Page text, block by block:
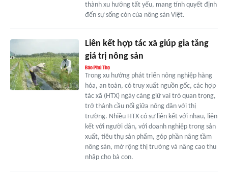
thành xu hướng tất yếu, mang tính quyết định
đến sự sống còn của nông sản Việt.
Liên kết hợp tác xã giúp gia tăng
giá trị nông sản
Trong xu hướng phát triển nông nghiệp hàng
hóa, an toàn, có truy xuất nguồn gốc, các hợp
tác xã (HTX) ngày càng giữ vai trò quan trọng,
trở thành cầu nối giữa nông dân với thị
trường. Nhiều HTX có sự liên kết với nhau, liên
kết với người dân, với doanh nghiệp trong sản
xuất, tiêu thụ sản phẩm, góp phần nâng tầm
nông sản, mở rộng thị trường và nâng cao thu
nhập cho bà con.